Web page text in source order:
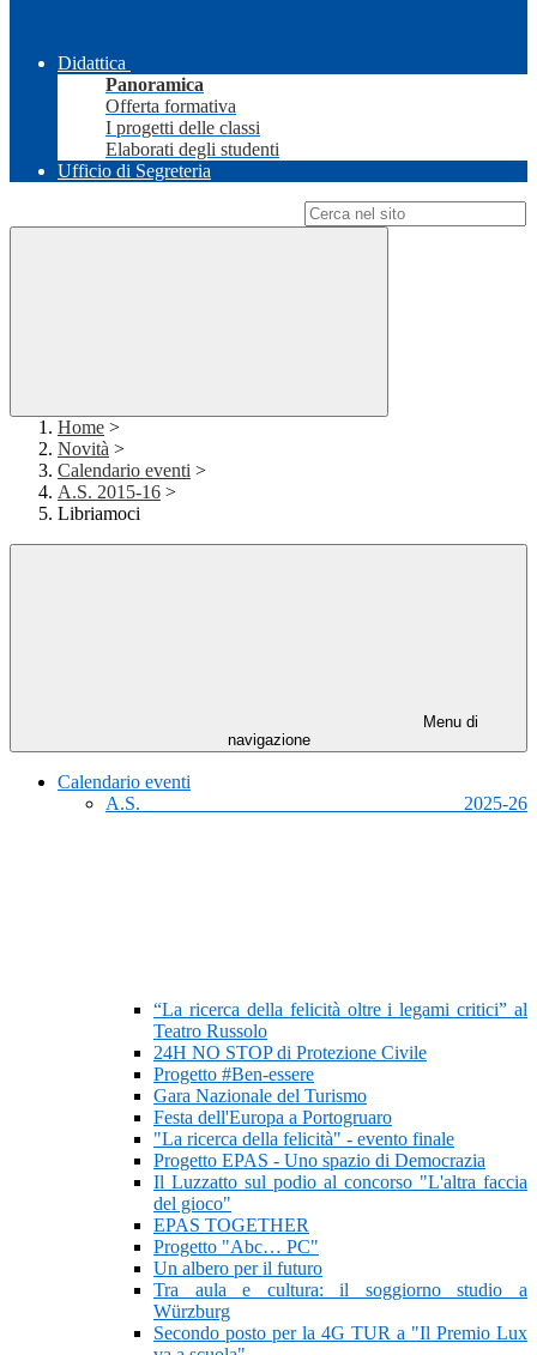
Didattica
Panoramica
Offerta formativa
I progetti delle classi
Elaborati degli studenti
Ufficio di Segreteria
Home >
Novità >
Calendario eventi >
A.S. 2015-16 >
Libriamoci
Menu di
navigazione
Calendario eventi
A.S. 2025-26
“La ricerca della felicità oltre i legami critici” al
Teatro Russolo
24H NO STOP di Protezione Civile
Progetto #Ben-essere
Gara Nazionale del Turismo
Festa dell'Europa a Portogruaro
"La ricerca della felicità" - evento finale
Progetto EPAS - Uno spazio di Democrazia
Il Luzzatto sul podio al concorso "L'altra faccia
del gioco"
EPAS TOGETHER
Progetto "Abc… PC"
Un albero per il futuro
Tra aula e cultura: il soggiorno studio a
Würzburg
Secondo posto per la 4G TUR a "Il Premio Lux